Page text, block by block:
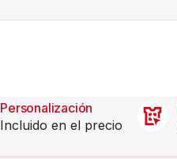
Personalización
Incluido en el precio